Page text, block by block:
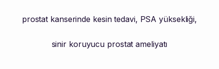
prostat kanserinde kesin tedavi, PSA yüksekliği,
sinir koruyucu prostat ameliyatı